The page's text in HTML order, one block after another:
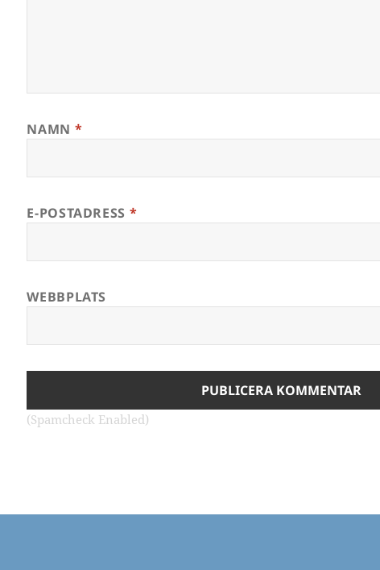
NAMN *
E-POSTADRESS *
WEBBPLATS
(Spamcheck Enabled)